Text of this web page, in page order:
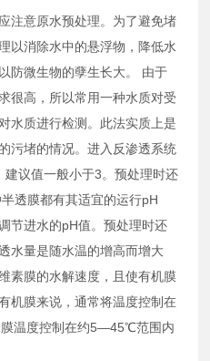
意原水预处理。为了避免堵
以消除水中的悬浮物，降低水
防微生物的孽生长大。 由于
很高，所以常用一种水质对受
水质进行检测。此法实质上是
污堵的情况。进入反渗透系统
议值一般小于3。预处理时还
透膜都有其适宜的运行pH
节进水的pH值。预处理时还
水量是随水温的增高而增大
素膜的水解速度，且使有机膜
机膜来说，通常将温度控制在
温度控制在约5—45℃范围内